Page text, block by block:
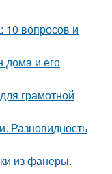
10 вопросов и
дома и его
грамотной
Разновидность
из фанеры.